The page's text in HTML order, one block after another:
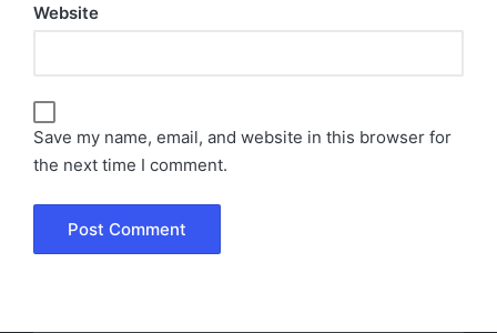
Website
Save my name, email, and website in this browser for
the next time I comment.